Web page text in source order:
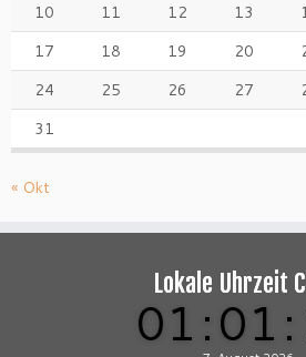
10
11 12 13
17
18 19 20
24
25 26 27
31
« Okt
Lokale Uhrzeit
01 :01 :